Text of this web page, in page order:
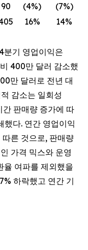
90 (4%)
(7%)
16% 14%
분기 영업이익은
400만 달러 감소했
만 달러로 전년 대
감소는 일회성
판매량 증가에 따
했다. 연간 영업이익
른 것으로, 판매량
가격 믹스와 운영
율 여파를 제외했을
하락했고 연간 기